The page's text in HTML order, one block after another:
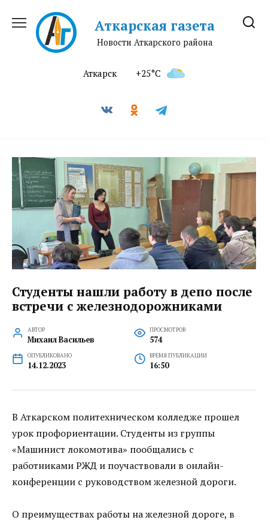
содержанию
Аткарская газета
Новости Аткарского района
Аткарск +25°C
Студенты нашли работу в депо после
встречи с железнодорожниками
АВТОР
Михаил Васильев
ПРОСМОТРОВ
574
ОПУБЛИКОВАНО
14.12.2023
ВРЕМЯ ПУБЛИКАЦИИ
16:50
В Аткарском политехническом колледже прошел
урок профориентации. Студенты из группы
«Машинист локомотива» пообщались с
работниками РЖД и поучаствовали в онлайн-
конференции с руководством железной дороги.
О преимуществах работы на железной дороге, в